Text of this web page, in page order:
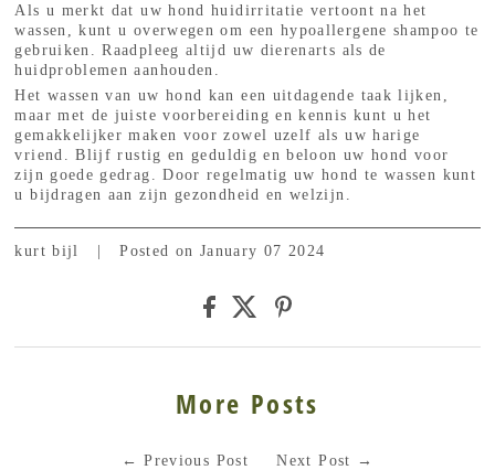
Als u merkt dat uw hond huidirritatie vertoont na het
wassen, kunt u overwegen om een hypoallergene shampoo te
gebruiken. Raadpleeg altijd uw dierenarts als de
huidproblemen aanhouden.
Het wassen van uw hond kan een uitdagende taak lijken,
maar met de juiste voorbereiding en kennis kunt u het
gemakkelijker maken voor zowel uzelf als uw harige
vriend. Blijf rustig en geduldig en beloon uw hond voor
zijn goede gedrag. Door regelmatig uw hond te wassen kunt
u bijdragen aan zijn gezondheid en welzijn.
kurt bijl Posted on January 07 2024
More Posts
←Previous Post Next Post →